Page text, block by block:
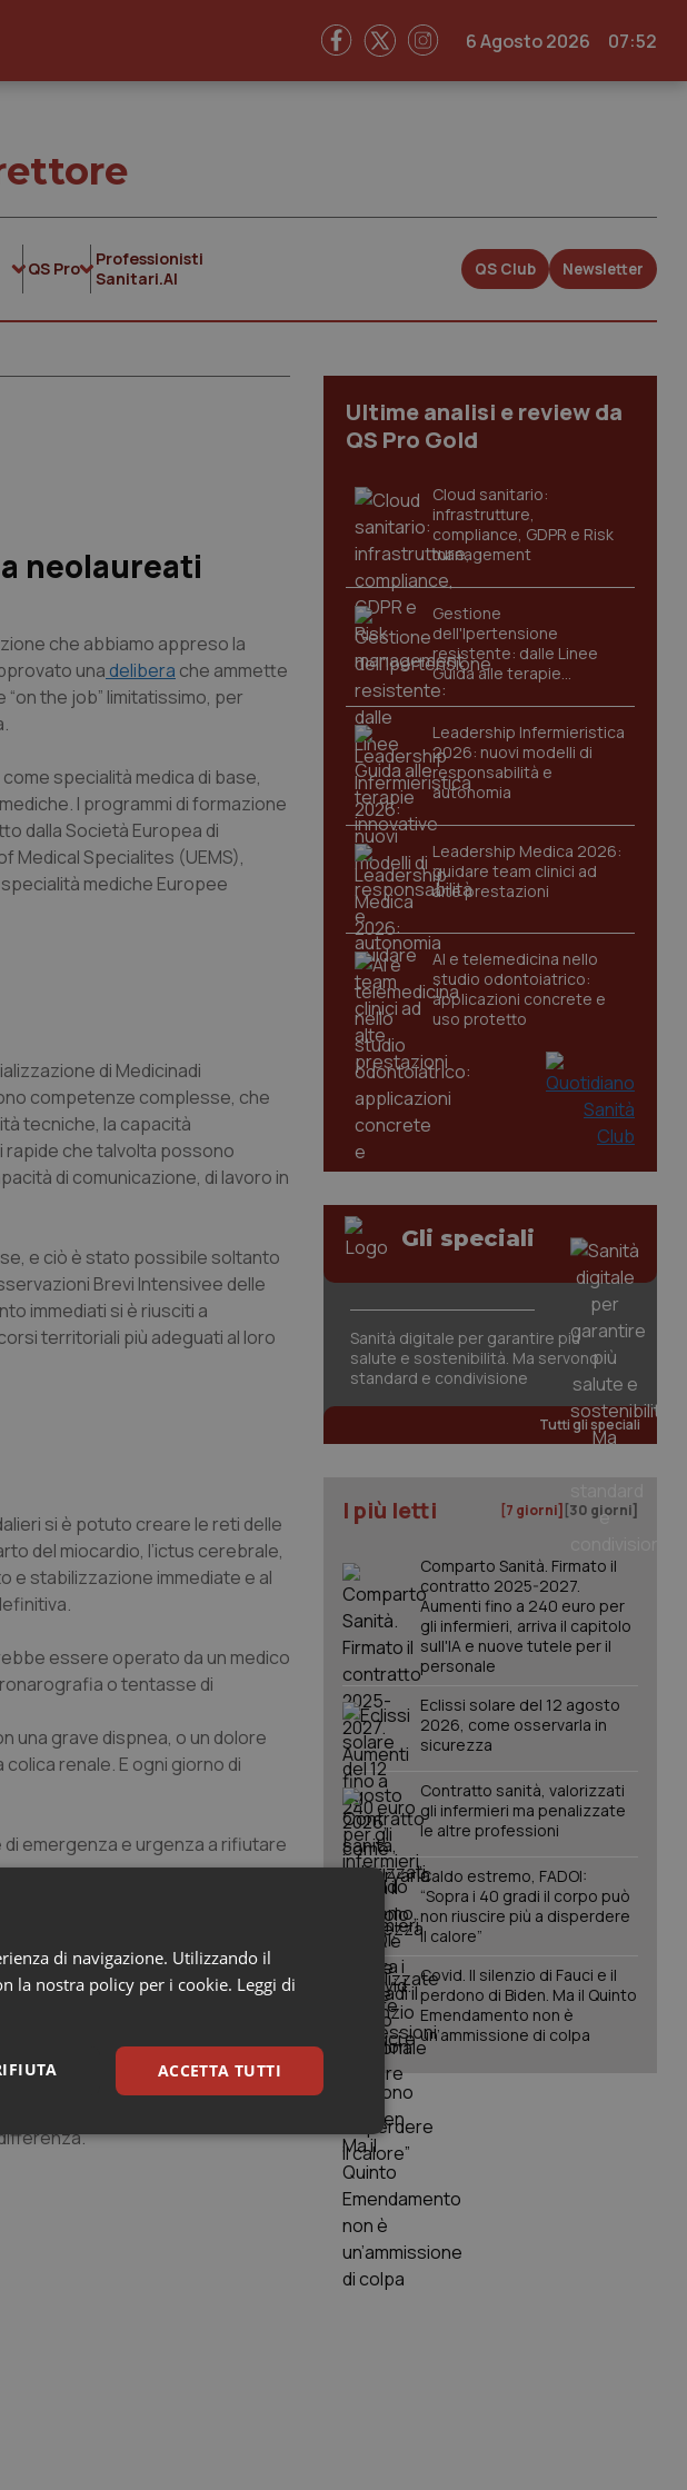
6 Agosto 2026 07:52
QS Pro
Professionisti
Sanitari.AI
QS Club Newsletter
neolaureati
che abbiamo appreso la
una delibera che ammette
the job” limitatissimo, per
specialità medica di base,
I programmi di formazione
dalla Società Europea di
Medical Specialites (UEMS),
mediche Europee
di Medicinadi
competenze complesse, che
tecniche, la capacità
rapide che talvolta possono
di comunicazione, di lavoro in
e ciò è stato possibile soltanto
Brevi Intensivee delle
immediati si è riusciti a
territoriali più adeguati al loro
si è potuto creare le reti delle
del miocardio, l’ictus cerebrale,
e stabilizzazione immediate e al
essere operato da un medico
o tentasse di
una grave dispnea, o un dolore
renale. E ogni giorno di
emergenza e urgenza a rifiutare
Carenza di personale
che ora si vorrebbe risolvere
sono formati con un percorso di
l’attività alle situazioni di “non
Quelli che potrebbero essere
Tutti gli altri casi devono
Ultime analisi e review da
QS Pro Gold
Cloud sanitario:
infrastrutture,
compliance, GDPR e Risk
management
Gestione
dell'Ipertensione
resistente: dalle Linee
Guida alle terapie
innovative
Leadership Infermieristica
2026: nuovi modelli di
responsabilità e
autonomia
Leadership Medica 2026:
guidare team clinici ad
alte prestazioni
AI e telemedicina nello
studio odontoiatrico:
applicazioni concrete e
uso protetto
Gli speciali
Sanità digitale per garantire più
salute e sostenibilità. Ma servono
standard e condivisione
Tutti gli speciali
I più letti [7 giorni] [30 giorni]
Comparto Sanità. Firmato il
contratto 2025-2027.
Aumenti fino a 240 euro per
gli infermieri, arriva il capitolo
sull'IA e nuove tutele per il
personale
Eclissi solare del 12 agosto
2026, come osservarla in
sicurezza
Contratto sanità, valorizzati
gli infermieri ma penalizzate
le altre professioni
Caldo estremo, FADOI:
“Sopra i 40 gradi il corpo può
non riuscire più a disperdere
il calore”
Covid. Il silenzio di Fauci e il
perdono di Biden. Ma il Quinto
Emendamento non è
un’ammissione di colpa
di navigazione. Utilizzando il
la nostra policy per i cookie. Leggi di
ACCETTA TUTTI
Marketing
di base quali la navigazione sulle pagine
senza questi cookie.